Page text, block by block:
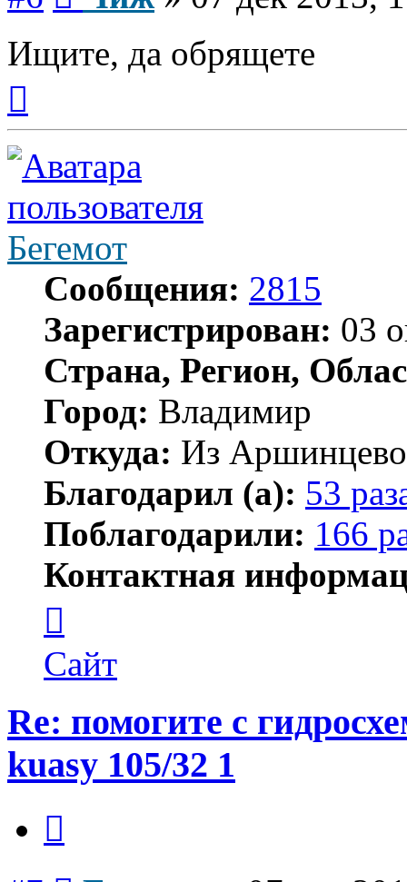
Ищите, да обрящете
началу
Бегемот
Сообщения: 2815
Зарегистрирован: 03
Страна, Регион,
Город: Владимир
Откуда: Из
Благодарил (а): 53
Поблагодарили: 166
Контактная
пользователя
Бегемот
Сайт
Re: помогите с
kuasy 105/32 1